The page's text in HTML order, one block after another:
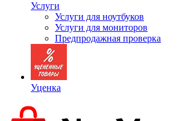
Услуги
Услуги для ноутбуков
Услуги для мониторов
Предпродажная проверка
Уценка